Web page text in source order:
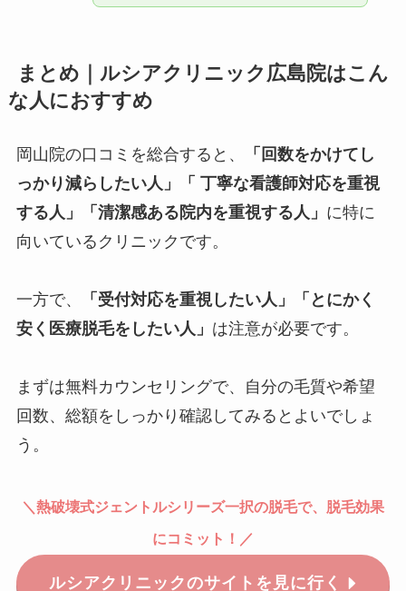
まとめ｜ルシアクリニック広島院はこん
な人におすすめ
岡山院の口コミを総合すると、
「回数をかけてし
っかり減らしたい人」「 丁寧な看護師対応を重視
する人」「清潔感ある院内を重視する人」 に特に
向いているクリニックです。
一方で、
「受付対応を重視したい人」「とにかく
安く医療脱毛をしたい人」 は注意が必要です。
まずは無料カウンセリングで、自分の毛質や希望
回数、総額をしっかり確認してみるとよいでしょ
う。
＼ 熱破壊式ジェントルシリーズ一択の脱毛で、脱毛効果
にコミット！ ／
ルシアクリニックのサイトを見に行く